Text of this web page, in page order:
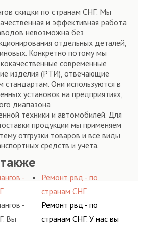
скидки по странам СНГ. Мы
и эффективная работа
невозможна без
отдельных деталей,
Конкретно потому мы
современные
изделия (РТИ), отвечающие
стандартам. Они используются в
установок на предприятиях,
диапазона
техники и автомобилей. Для
продукции мы применяем
отгрузки товаров и все виды
средств и учёта.
-
-
Вы
Ремонт рвд - по
странам СНГ
Ремонт рвд - по
странам СНГ. У нас вы